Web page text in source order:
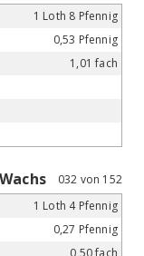
1 Loth 8 Pfennig
0,53 Pfennig
1,01 fach
032 von 152
1 Loth 4 Pfennig
0,27 Pfennig
0,50 fach